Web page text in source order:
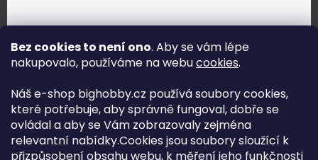
Bez cookies to není ono. Aby se vám lépe
nakupovalo, používáme na webucookies.
Náš e-shop bighobby.cz používá soubory cookies,
které potřebuje, aby správně fungoval, dobře se
ovládal a aby se Vám zobrazovaly zejména
relevantní nabídky.Cookies jsou soubory sloužící k
přizpůsobení obsahu webu, k měření jeho funkčnosti
Jak vybrat správné servo?
Najít správné servo